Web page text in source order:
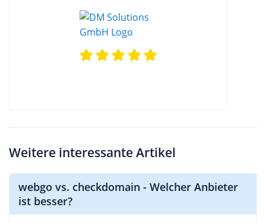
Weitere interessante Artikel
webgo vs. checkdomain - Welcher Anbieter
ist besser?